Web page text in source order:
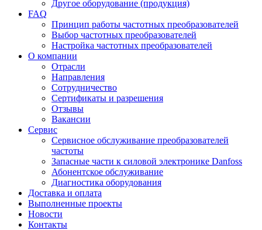
Другое оборудование (продукция)
FAQ
Принцип работы частотных преобразователей
Выбор частотных преобразователей
Настройка частотных преобразователей
О компании
Отрасли
Направления
Сотрудничество
Сертификаты и разрешения
Отзывы
Вакансии
Сервис
Сервисное обслуживание преобразователей
частоты
Запасные части к силовой электронике Danfoss
Абонентское обслуживание
Диагностика оборудования
Доставка и оплата
Выполненные проекты
Новости
Контакты